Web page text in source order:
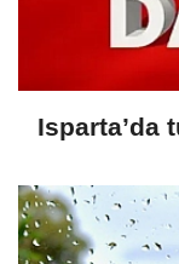
Isparta’da